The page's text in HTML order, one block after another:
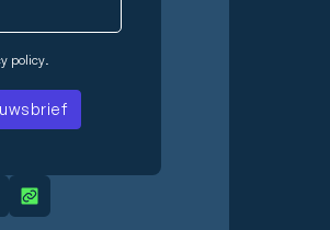
policy.